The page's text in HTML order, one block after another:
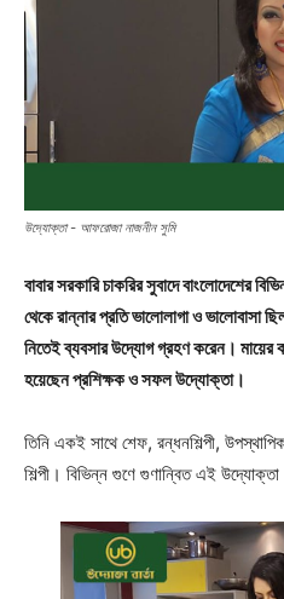
উদ্যোক্তা - আফরোজা নাজনীন সুমি
বাবার সরকারি চাকরির সুবাদে বাংলােদেশের
থেকে রান্নার প্রতি ভালোলাগা ও ভালোবাসা
নিতেই ব্যবসার উদ্যোগ গ্রহণ করেন। মায়ের
হয়েছেন প্রশিক্ষক ও সফল উদ্যোক্তা।
তিনি একই সাথে শেফ, রন্ধনশিল্পী,
শিল্পী। বিভিন্ন গুণে গুণান্বিত এই